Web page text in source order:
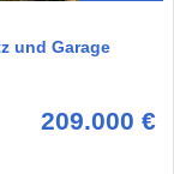
und Garage
209.000 €